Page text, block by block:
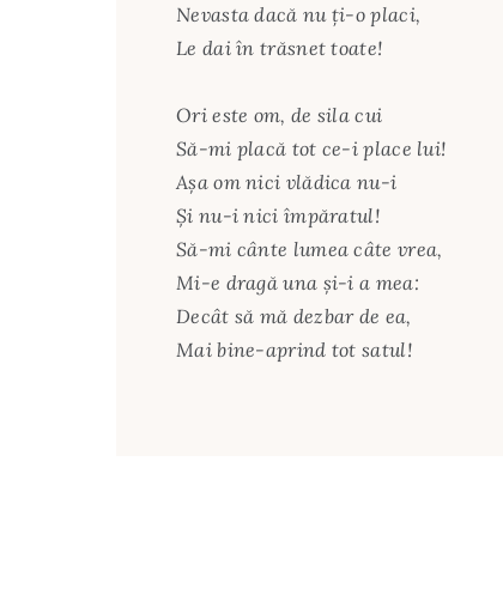
Nevasta dacă nu ţi-o placi,
Le dai în trăsnet toate!
Ori este om, de sila cui
Să-mi placă tot ce-i place lui!
Aşa om nici vlădica nu-i
Şi nu-i nici împăratul!
Să-mi cânte lumea câte vrea,
Mi-e dragă una şi-i a mea:
Decât să mă dezbar de ea,
Mai bine-aprind tot satul!